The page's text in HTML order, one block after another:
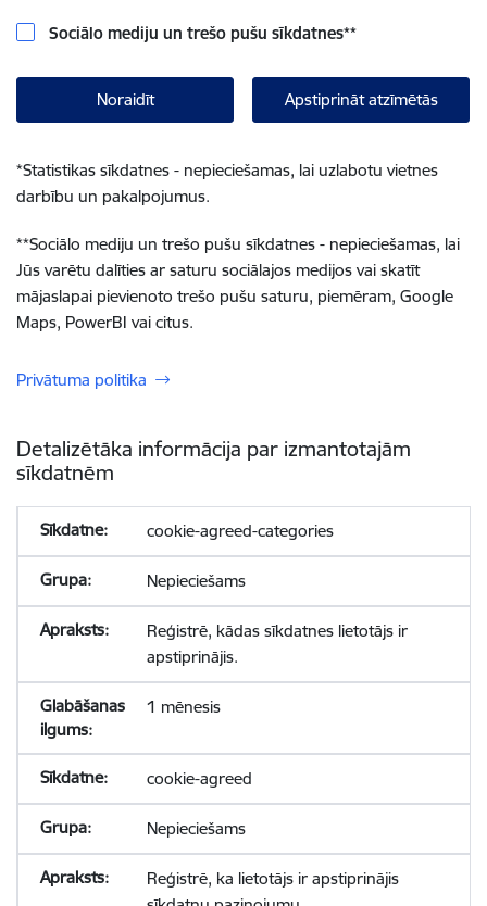
Sociālo mediju un trešo pušu sīkdatnes**
Noraidīt Apstiprināt atzīmētās
*Statistikas sīkdatnes - nepieciešamas, lai uzlabotu vietnes
darbību un pakalpojumus.
**Sociālo mediju un trešo pušu sīkdatnes - nepieciešamas, lai
Jūs varētu dalīties ar saturu sociālajos medijos vai skatīt
mājaslapai pievienoto trešo pušu saturu, piemēram, Google
Maps, PowerBI vai citus.
Privātuma politika
Detalizētāka informācija par izmantotajām
sīkdatnēm
cookie-agreed-categories
Nepieciešams
Reģistrē, kādas sīkdatnes lietotājs ir
apstiprinājis.
1 mēnesis
cookie-agreed
Nepieciešams
Reģistrē, ka lietotājs ir apstiprinājis